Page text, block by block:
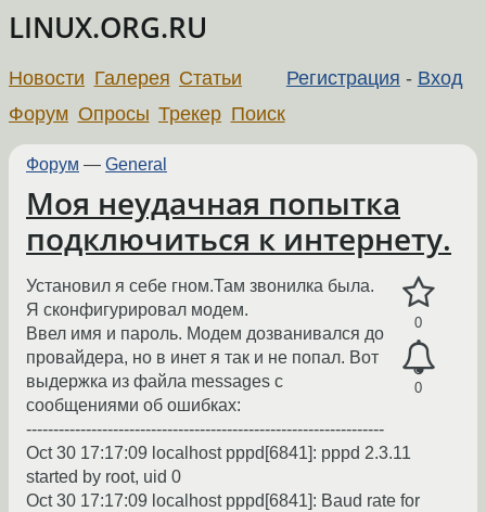
LINUX.ORG.RU
Регистрация - Вход
Новости Галерея Статьи
Форум Опросы Трекер Поиск
Форум — General
Моя неудачная попытка
подключиться к интернету.
0
0
Установил я себе гном.Там звонилка была.
Я сконфигурировал модем.
Ввел имя и пароль. Модем дозванивался до
провайдера, но в инет я так и не попал. Вот
выдержка из файла messages с
сообщениями об ошибках:
------------------------------------------------------------------
Oct 30 17:17:09 localhost pppd[6841]: pppd 2.3.11
started by root, uid 0
Oct 30 17:17:09 localhost pppd[6841]: Baud rate for